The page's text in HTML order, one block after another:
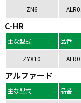
ZN6
C-HR
主な型式 品番
ZYX10
アルファード
主な型式 品番